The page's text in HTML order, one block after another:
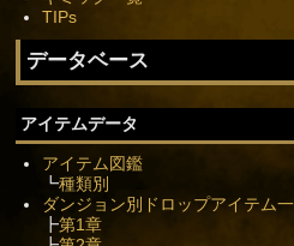
TIPs
データベース
アイテムデータ
アイテム図鑑
┗種類別
ダンジョン別ドロップアイテム
┣第1章